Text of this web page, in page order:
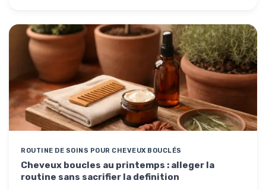
ROUTINE DE SOINS POUR CHEVEUX BOUCLÉS
Cheveux boucles au printemps : alleger la
routine sans sacrifier la definition